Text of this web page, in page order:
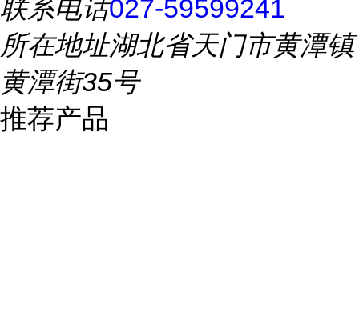
联系电话027-59599241
所在地址湖北省天门市黄潭镇
黄潭街35号
推荐产品